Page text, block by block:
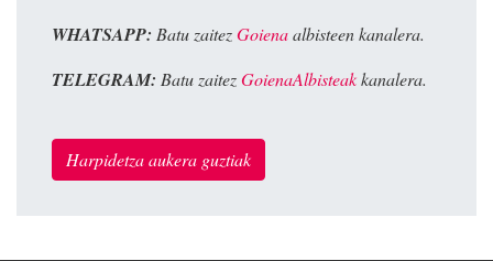
WHATSAPP: Batu zaitezGoienaalbisteen kanalera.
TELEGRAM: Batu zaitezGoienaAlbisteakkanalera.
Harpidetza aukera guztiak